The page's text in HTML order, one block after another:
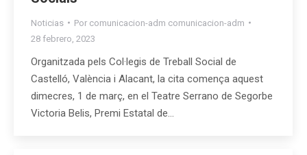
Noticias Por comunicacion-adm comunicacion-adm
28 febrero, 2023
Organitzada pels Col·legis de Treball Social de
Castelló, València i Alacant, la cita comença aquest
dimecres, 1 de març, en el Teatre Serrano de Segorbe
Victoria Belis, Premi Estatal de…